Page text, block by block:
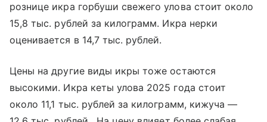
рознице икра горбуши свежего улова стоит около
15,8 тыс. рублей за килограмм. Икра нерки
оценивается в 14,7 тыс. рублей.
Цены на другие виды икры тоже остаются
высокими. Икра кеты улова 2025 года стоит
около 11,1 тыс. рублей за килограмм, кижуча —